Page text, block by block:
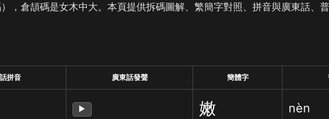
），倉頡碼是女木中大。本頁提供拆碼圖解、繁簡字對照、拼音與廣東話、
拼音 廣東話發聲 簡體字
▶ 嫩 nèn